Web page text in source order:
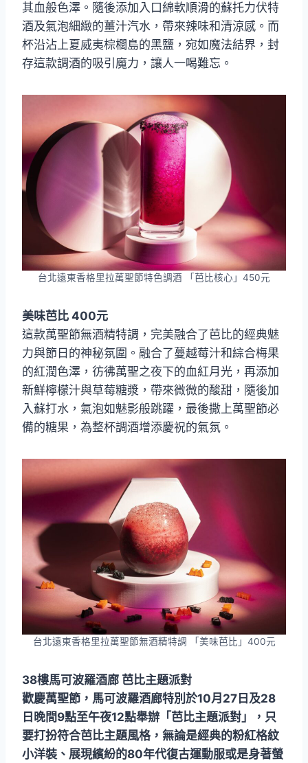
其血般色澤。隨後添加入口綿軟順滑的蘇托力伏特
酒及氣泡細緻的薑汁汽水，帶來辣味和清涼感。而
杯沿沾上夏威夷棕櫚島的黑鹽，宛如魔法結界，封
存這款調酒的吸引魔力，讓人一喝難忘。
台北遠東香格里拉萬聖節特色調酒 「芭比核心」450元
美味芭比 400元
這款萬聖節無酒精特調，完美融合了芭比的經典魅
力與節日的神秘氛圍。融合了蔓越莓汁和綜合梅果
的紅潤色澤，彷彿萬聖之夜下的血紅月光，再添加
新鮮檸檬汁與草莓糖漿，帶來微微的酸甜，隨後加
入蘇打水，氣泡如魅影般跳躍，最後撒上萬聖節必
備的糖果，為整杯調酒增添慶祝的氣氛。
台北遠東香格里拉萬聖節無酒精特調 「美味芭比」400元
38樓馬可波羅酒廊 芭比主題派對
歡慶萬聖節，馬可波羅酒廊特別於10月27日及28
日晚間9點至午夜12點舉辦「芭比主題派對」，只
要打扮符合芭比主題風格，無論是經典的粉紅格紋
小洋裝、展現繽紛的80年代復古運動服或是身著螢